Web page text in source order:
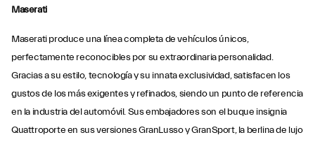
Maserati
Maserati produce una línea completa de vehículos únicos,
perfectamente reconocibles por su extraordinaria personalidad.
Gracias a su estilo, tecnología y su innata exclusividad, satisfacen los
gustos de los más exigentes y refinados, siendo un punto de referencia
en la industria del automóvil. Sus embajadores son el buque insignia
Quattroporte en sus versiones GranLusso y GranSport, la berlina de lujo